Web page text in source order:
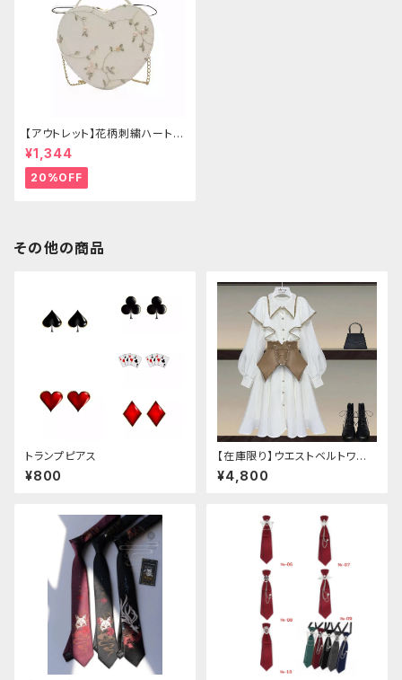
【アウトレット】花柄刺繍ハートバ
ッグ
¥1,344
20%OFF
その他の商品
トランプピアス
¥800
【在庫限り】ウエストベルトワン
ピースセットアップ（Mサイズ
¥4,800